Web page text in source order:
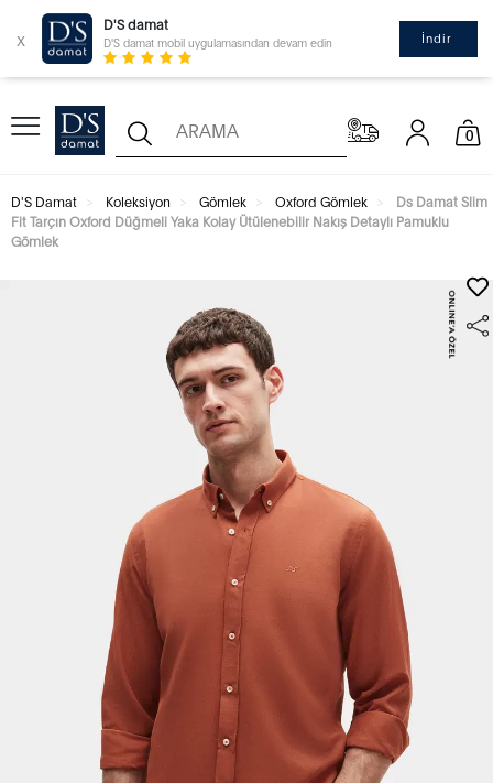
x
D'S damat
D'S damat mobil uygulamasından devam edin İndir
0
D'S Damat Koleksiyon Gömlek Oxford Gömlek
Ds Damat Slim
Fit Tarçın Oxford Düğmeli Yaka Kolay Ütülenebilir Nakış Detaylı Pamuklu
Gömlek